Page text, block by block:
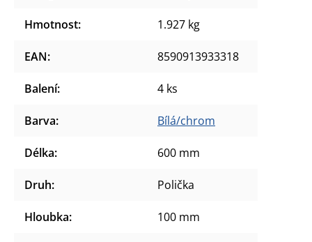
Hmotnost: 1.927 kg
EAN: 8590913933318
Balení: 4 ks
Barva: Bílá/chrom
Délka: 600 mm
Druh: Polička
Hloubka: 100 mm